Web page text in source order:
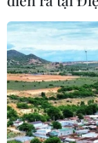
mạng của người
không để tình
công tác khám,